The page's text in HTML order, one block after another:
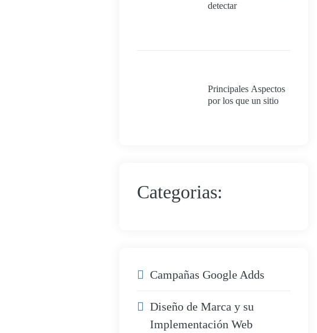
detectar
para ser 100%
exitoso.
Principales Aspectos
por los que un sitio
Categorias:
Campañas Google Adds
Diseño de Marca y su
Implementación Web